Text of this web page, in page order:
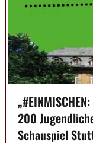
200
Schauspiel